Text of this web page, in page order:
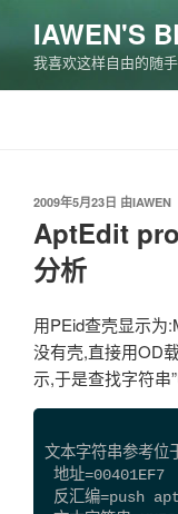
容
IAWEN'S
我喜欢这样自由的随
发
布
于
2009年5月23日 由IAWEN
AptEdit
分析
用PEid查壳显示为
没有壳,直接用OD
示,于是查找字符串
文本字符串参考
地址=00401EF7
反汇编=push